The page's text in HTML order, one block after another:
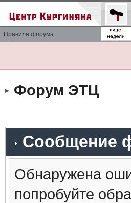
Правила форума
Форум ЭТЦ
Сообщение
Обнаружена
попробуйте